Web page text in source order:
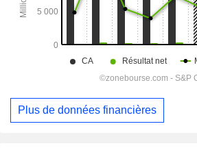
Plus de données financières